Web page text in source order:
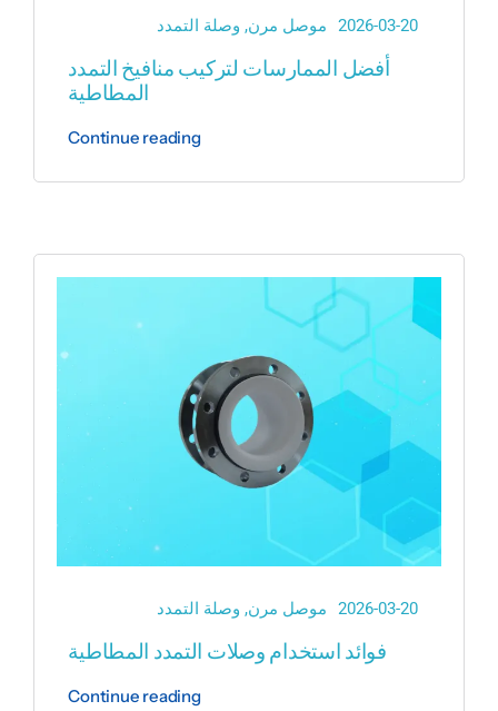
2026-03-20 موصل مرن, وصلة التمدد
أفضل الممارسات لتركيب منافيخ التمدد
المطاطية
Continue reading
2026-03-20 موصل مرن, وصلة التمدد
فوائد استخدام وصلات التمدد المطاطية
Continue reading